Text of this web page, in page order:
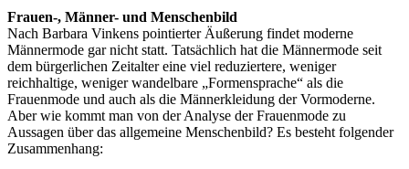
Frauen-, Männer- und Menschenbild
Nach Barbara Vinkens pointierter Äußerung findet moderne
Männermode gar nicht statt. Tatsächlich hat die Männermode seit
dem bürgerlichen Zeitalter eine viel reduziertere, weniger
reichhaltige, weniger wandelbare „Formensprache“ als die
Frauenmode und auch als die Männerkleidung der Vormoderne.
Aber wie kommt man von der Analyse der Frauenmode zu
Aussagen über das allgemeine Menschenbild? Es besteht folgender
Zusammenhang: